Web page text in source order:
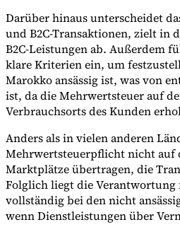
Darüber hinaus unterscheidet
und B2C-Transaktionen, zielt in
B2C-Leistungen ab. Außerdem
klare Kriterien ein, um
Marokko ansässig ist, was von
ist, da die Mehrwertsteuer auf
Verbrauchsorts des Kunden
Anders als in vielen anderen
Mehrwertsteuerpflicht nicht auf
Marktplätze übertragen, die
Folglich liegt die
vollständig bei den nicht
wenn Dienstleistungen über